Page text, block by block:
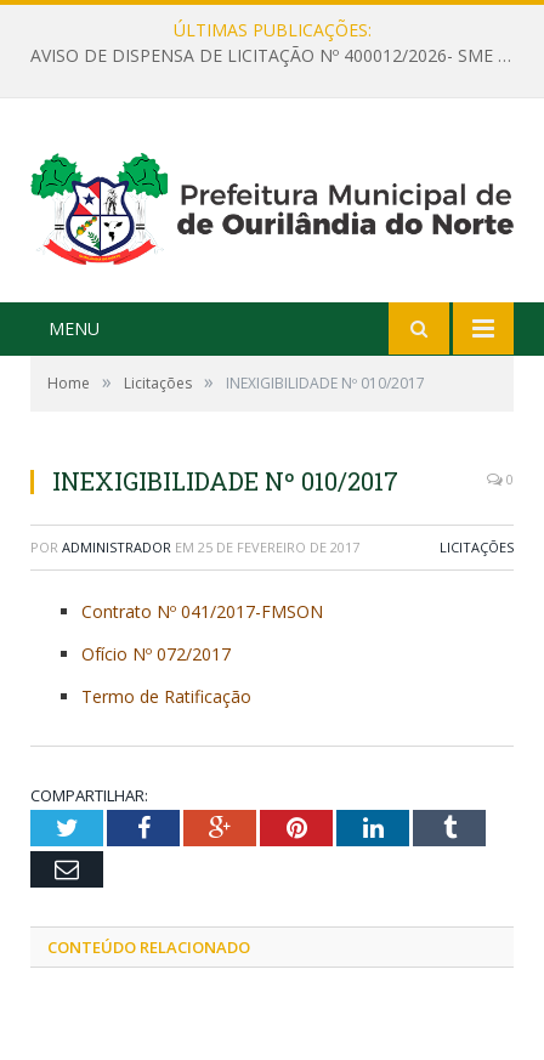
ÚLTIMAS PUBLICAÇÕES:
AVISO DE DISPENSA DE LICITAÇÃO Nº 400012/2026- SME – CONTRATAÇÃO DE EMPRESA ESPECIALIZADA PARA LOCAÇÃO DE ÔNIBUS EXECUTIVO COM CAPACIDADE DE 60 (SESSENTA) POLTRONAS, PARA TRANSPORTAR PROFESSORES RESPONSÁVEIS E ALUNOS PARA BRASÍLIA, COM SAÍDA DIA 10/08/2026 E RETORNO DIA 14/08/2026
MENU
Home » Licitações » INEXIGIBILIDADE Nº 010/2017
INEXIGIBILIDADE Nº 010/2017 0
POR ADMINISTRADOR EM 25 DE FEVEREIRO DE 2017 LICITAÇÕES
Contrato Nº 041/2017-FMSON
Ofício Nº 072/2017
Termo de Ratificação
COMPARTILHAR:
TwitterFacebookGoogle+PinterestLinkedInTumblr
Email
CONTEÚDO RELACIONADO